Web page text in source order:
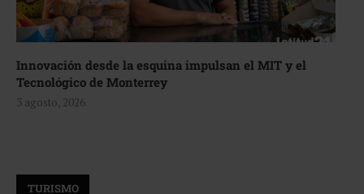
Innovación desde la esquina impulsan el MIT y el
Tecnológico de Monterrey
3 agosto, 2026
TURISMO